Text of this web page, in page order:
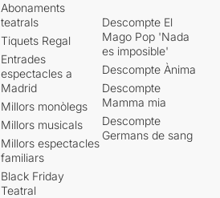
Abonaments
teatrals
Tiquets Regal
Entrades
espectacles a
Madrid
Millors monòlegs
Millors musicals
Millors espectacles
familiars
Black Friday
Teatral
Descompte El
Mago Pop 'Nada
es imposible'
Descompte Ànima
Descompte
Mamma mia
Descompte
Germans de sang